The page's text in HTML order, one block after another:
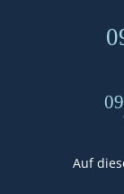
Auf